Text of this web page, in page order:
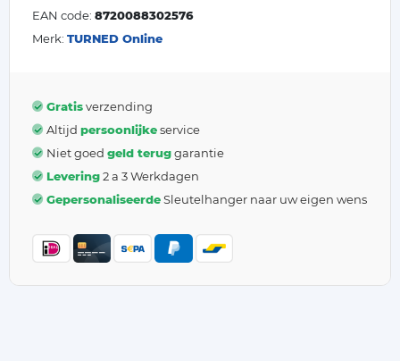
EAN code: 8720088302576
Merk: TURNED Online
Gratisverzending
Altijd persoonlijkeservice
Niet goed geld teruggarantie
Levering2 a 3 Werkdagen
GepersonaliseerdeSleutelhanger naar uw eigen wens